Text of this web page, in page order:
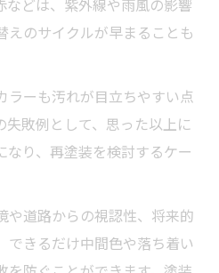
えのサイクルが早まることも
ラーも汚れが目立ちやすい点
失敗例として、思った以上に
なり、再塗装を検討するケー
や道路からの視認性、将来的
できるだけ中間色や落ち着い